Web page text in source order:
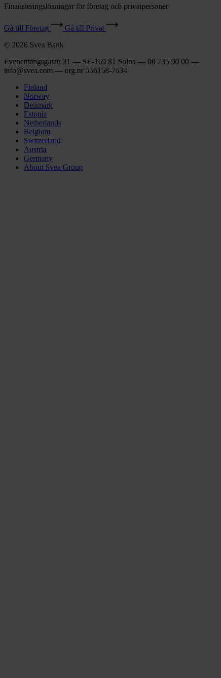
Finansieringslösningar för företag och privatpersoner
Gå till Företag
Gå till Privat
© 2026 Svea Bank
Evenemangsgatan 31 — SE-169 81 Solna — 08 735 90 00 —
info@svea.com — org.nr 556158‑7634
Finland
Norway
Denmark
Estonia
Netherlands
Belgium
Switzerland
Austria
Germany
About Svea Group